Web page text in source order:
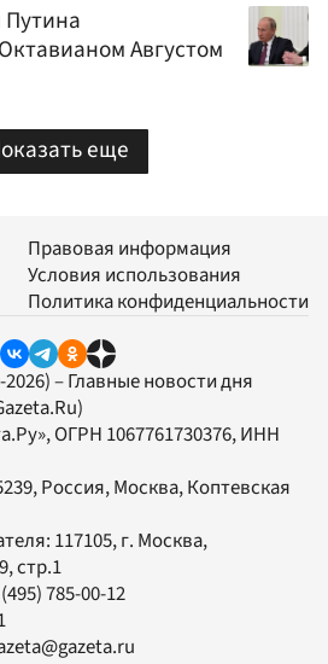
Августом
еще
Правовая информация
Условия использования
Политика конфиденциальности
– Главные новости дня
, ОГРН 1067761730376, ИНН
Россия, Москва, Коптевская
117105, г. Москва,
стр.1
785-00-12